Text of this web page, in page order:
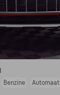
Benzine Automaat